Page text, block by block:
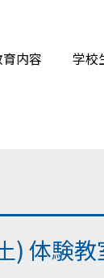
内容 学校
) 体験